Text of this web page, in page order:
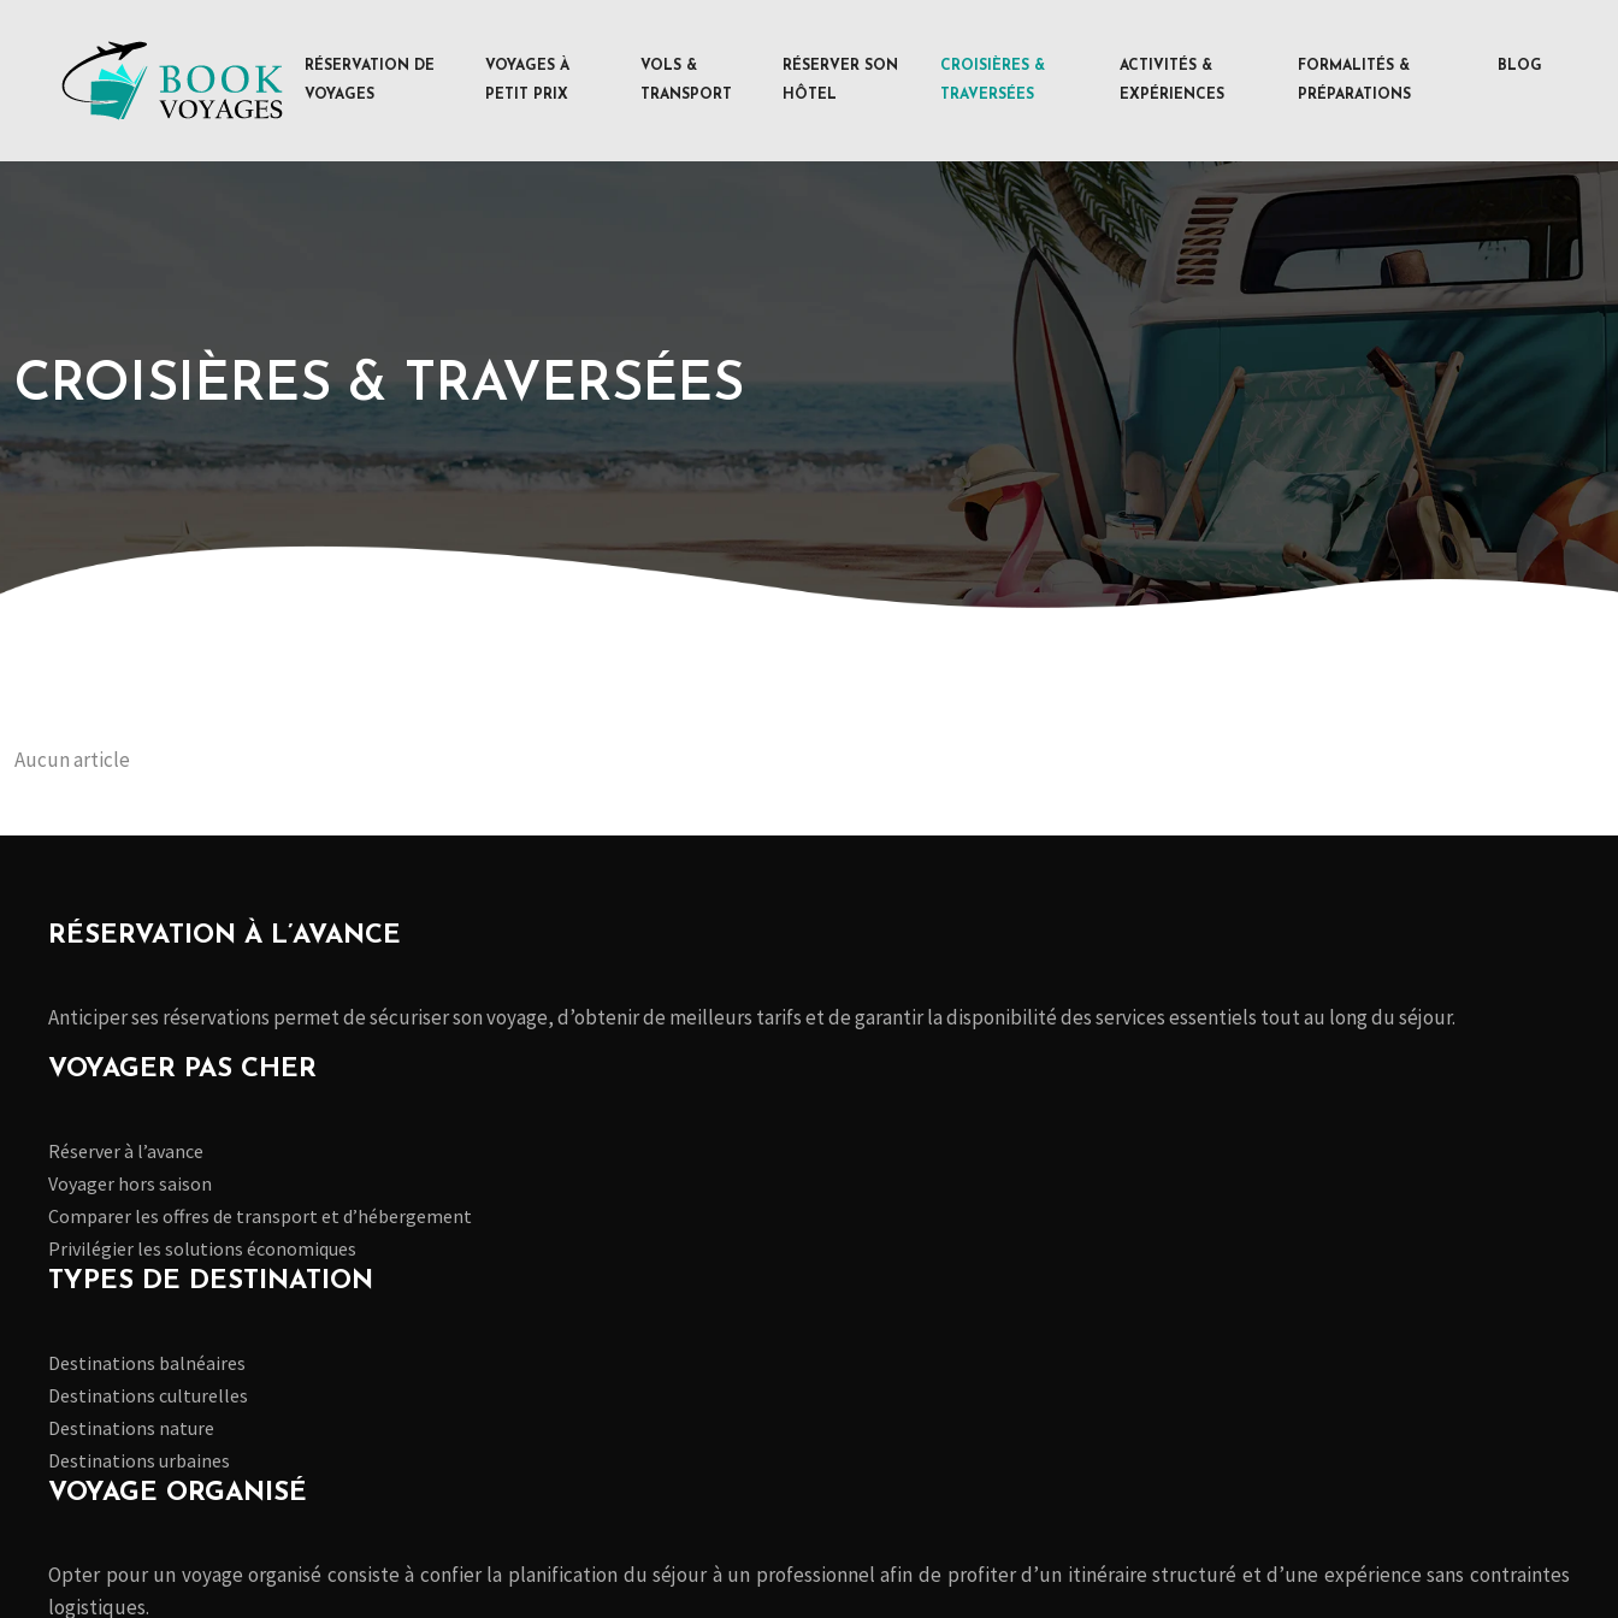
RÉSERVATION DE
VOYAGES
VOYAGES À
PETIT PRIX
VOLS &
TRANSPORT
RÉSERVER SON
HÔTEL
CROISIÈRES &
TRAVERSÉES
ACTIVITÉS &
EXPÉRIENCES
FORMALITÉS &
PRÉPARATIONS
BLOG
CROISIÈRES & TRAVERSÉES
Aucun article
RÉSERVATION À L’AVANCE
Anticiper ses réservations permet de sécuriser son voyage, d’obtenir de meilleurs tarifs et de garantir la disponibilité des services essentiels tout au long du séjour.
VOYAGER PAS CHER
Réserver à l’avance
Voyager hors saison
Comparer les offres de transport et d’hébergement
Privilégier les solutions économiques
TYPES DE DESTINATION
Destinations balnéaires
Destinations culturelles
Destinations nature
Destinations urbaines
VOYAGE ORGANISÉ
Opter pour un voyage organisé consiste à confier la planification du séjour à un professionnel afin de profiter d’un itinéraire structuré et d’une expérience sans contraintes
logistiques.